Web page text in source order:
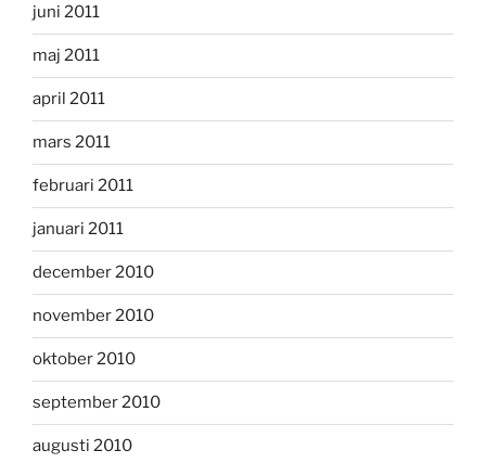
juni 2011
maj 2011
april 2011
mars 2011
februari 2011
januari 2011
december 2010
november 2010
oktober 2010
september 2010
augusti 2010